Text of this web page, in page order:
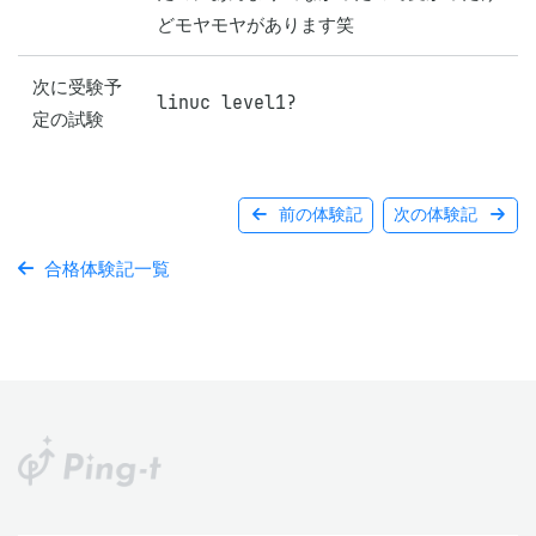
どモヤモヤがあります笑
次に受験予
定の試験
linuc level1?
前の体験記 次の体験記
合格体験記一覧